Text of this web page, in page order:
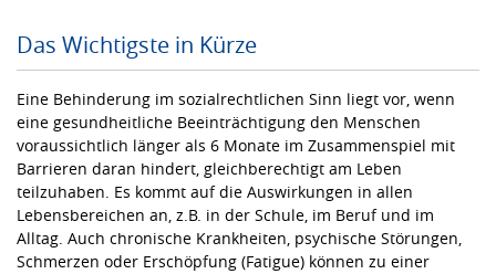
Das Wichtigste in Kürze
Eine Behinderung im sozialrechtlichen Sinn liegt vor, wenn
eine gesundheitliche Beeinträchtigung den Menschen
voraussichtlich länger als 6 Monate im Zusammenspiel mit
Barrieren daran hindert, gleichberechtigt am Leben
teilzuhaben. Es kommt auf die Auswirkungen in allen
Lebensbereichen an, z.B. in der Schule, im Beruf und im
Alltag. Auch chronische Krankheiten, psychische Störungen,
Schmerzen oder Erschöpfung (Fatigue) können zu einer